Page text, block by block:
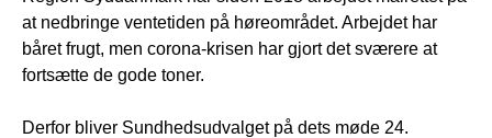
at nedbringe ventetiden på høreområdet. Arbejdet har
båret frugt, men corona-krisen har gjort det sværere at
fortsætte de gode toner.
Derfor bliver Sundhedsudvalget på dets møde 24.